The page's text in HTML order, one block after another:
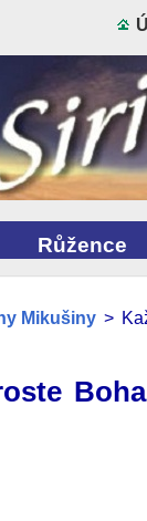
Růžence
Mikušiny >